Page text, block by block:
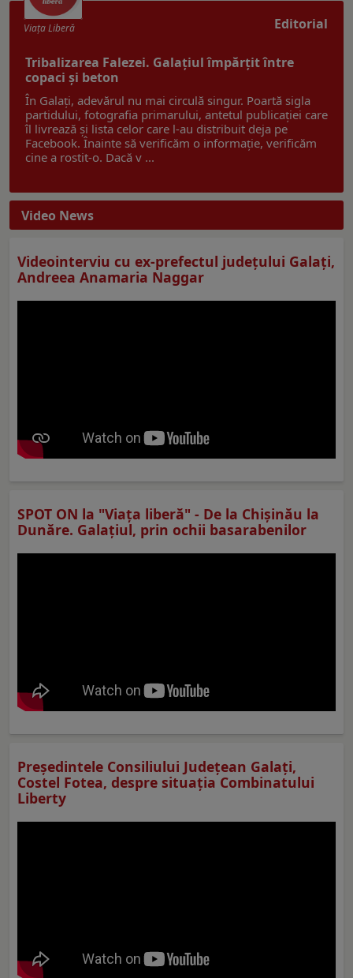
Editorial
Viaţa Liberă
Tribalizarea Falezei. Galațiul împărțit între
copaci și beton
În Galați, adevărul nu mai circulă singur. Poartă sigla
partidului, fotografia primarului, antetul publicației care
îl livrează și lista celor care l-au distribuit deja pe
Facebook. Înainte să verificăm o informație, verificăm
cine a rostit-o. Dacă v ...
Video News
Videointerviu cu ex-prefectul judeţului Galaţi,
Andreea Anamaria Naggar
SPOT ON la "Viaţa liberă" - De la Chișinău la
Dunăre. Galațiul, prin ochii basarabenilor
Preşedintele Consiliului Judeţean Galaţi,
Costel Fotea, despre situaţia Combinatului
Liberty